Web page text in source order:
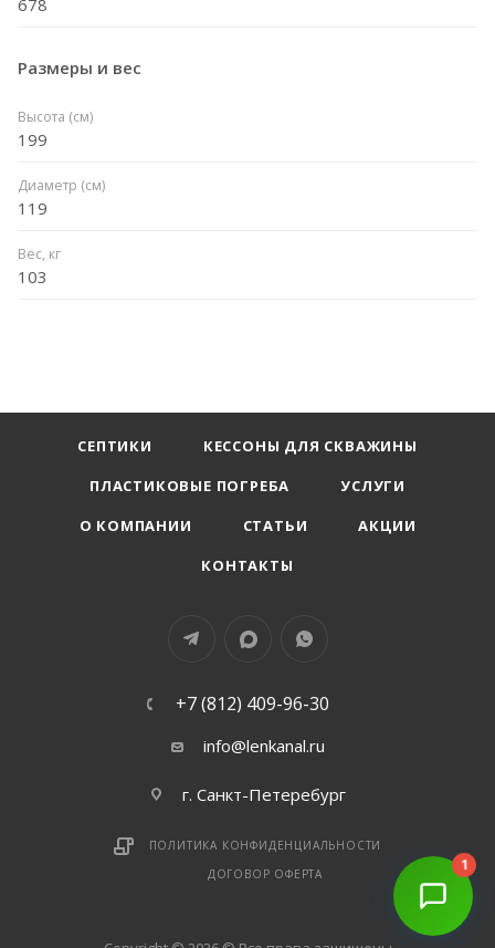
Размеры и вес
Высота (см)
199
Диаметр (см)
119
Вес, кг
103
СЕПТИКИ
КЕССОНЫ ДЛЯ СКВАЖИНЫ
ПЛАСТИКОВЫЕ ПОГРЕБА
УСЛУГИ
О КОМПАНИИ
СТАТЬИ
АКЦИИ
КОНТАКТЫ
+7 (812) 409-96-30
info@lenkanal.ru
г. Санкт-Петеребург
ПОЛИТИКА КОНФИДЕНЦИАЛЬНОСТИ
ДОГОВОР ОФЕРТА
1